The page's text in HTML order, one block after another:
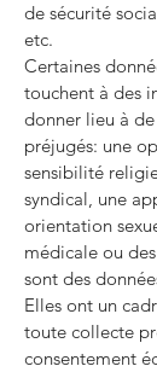
de sécurité
etc.
Certaines
touchent à des
donner lieu à
préjugés: une
sensibilité
syndical, une
orientation
médicale ou
sont des
Elles ont un
toute collecte
consentement